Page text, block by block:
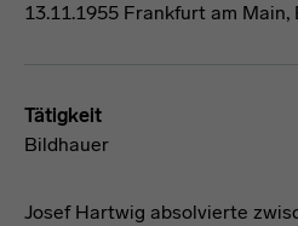
13.11.1955 Frankfurt am
Tätigkeit
Bildhauer
Josef Hartwig absolvierte